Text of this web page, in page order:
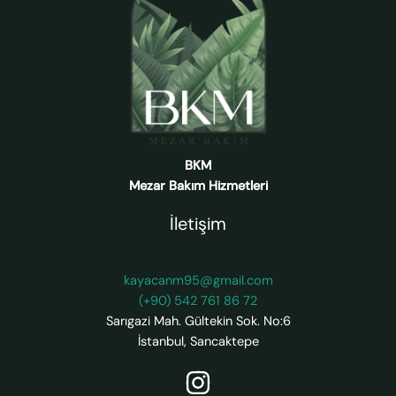
BKM
Mezar Bakım Hizmetleri
İletişim
kayacanm95@gmail.com
(+90) 542 761 86 72
Sarıgazi Mah. Gültekin Sok. No:6
İstanbul, Sancaktepe